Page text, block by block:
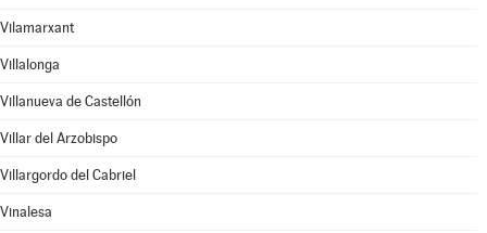
Vilamarxant
Villalonga
Villanueva de Castellón
Villar del Arzobispo
Villargordo del Cabriel
Vinalesa